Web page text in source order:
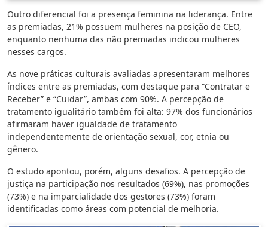
Outro diferencial foi a presença feminina na liderança. Entre
as premiadas, 21% possuem mulheres na posição de CEO,
enquanto nenhuma das não premiadas indicou mulheres
nesses cargos.
As nove práticas culturais avaliadas apresentaram melhores
índices entre as premiadas, com destaque para “Contratar e
Receber” e “Cuidar”, ambas com 90%. A percepção de
tratamento igualitário também foi alta: 97% dos funcionários
afirmaram haver igualdade de tratamento
independentemente de orientação sexual, cor, etnia ou
gênero.
O estudo apontou, porém, alguns desafios. A percepção de
justiça na participação nos resultados (69%), nas promoções
(73%) e na imparcialidade dos gestores (73%) foram
identificadas como áreas com potencial de melhoria.